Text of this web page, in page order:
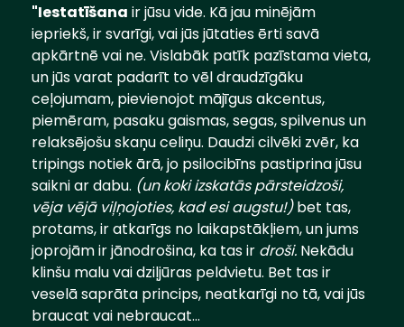
"Iestatīšana ir jūsu vide. Kā jau minējām
iepriekš, ir svarīgi, vai jūs jūtaties ērti savā
apkārtnē vai ne. Vislabāk patīk pazīstama vieta,
un jūs varat padarīt to vēl draudzīgāku
ceļojumam, pievienojot mājīgus akcentus,
piemēram, pasaku gaismas, segas, spilvenus un
relaksējošu skaņu celiņu. Daudzi cilvēki zvēr, ka
tripings notiek ārā, jo psilocibīns pastiprina jūsu
saikni ar dabu. (un koki izskatās pārsteidzoši,
vēja vējā viļņojoties, kad esi augstu!)bet tas,
protams, ir atkarīgs no laikapstākļiem, un jums
joprojām ir jānodrošina, ka tas ir droši. Nekādu
klinšu malu vai dziļjūras peldvietu. Bet tas ir
veselā saprāta princips, neatkarīgi no tā, vai jūs
braucat vai nebraucat...